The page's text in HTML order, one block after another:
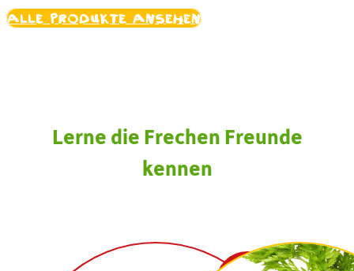
Alle Produkte ansehen
Lerne die Frechen Freunde
kennen